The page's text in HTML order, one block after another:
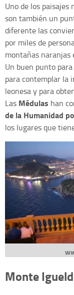
Uno de los
son también un
diferente las
por miles de
montañas naranjas
Un buen punto
para contemplar la
leonesa y para
Las Médulas han
de la Humanidad
los lugares que
Monte